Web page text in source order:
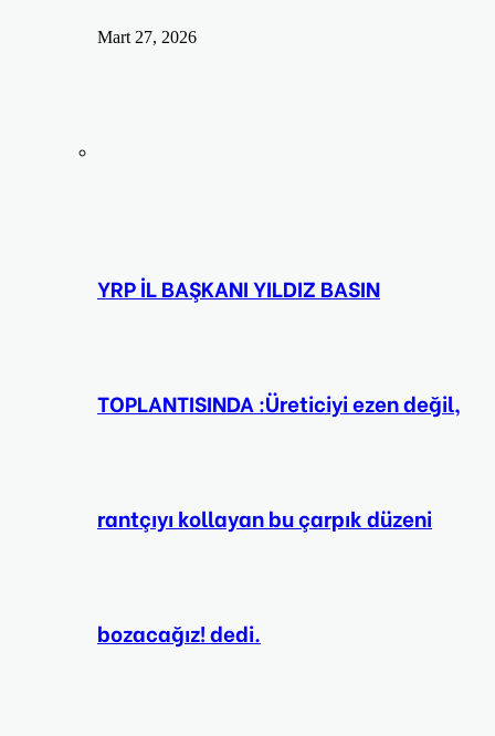
Mart 27, 2026
YRP İL BAŞKANI YILDIZ BASIN
TOPLANTISINDA :Üreticiyi ezen değil,
rantçıyı kollayan bu çarpık düzeni
bozacağız! dedi.